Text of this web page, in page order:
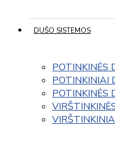
DUŠO SISTEMOS
POTINKINĖS
POTINKINIAI
POTINKINĖS